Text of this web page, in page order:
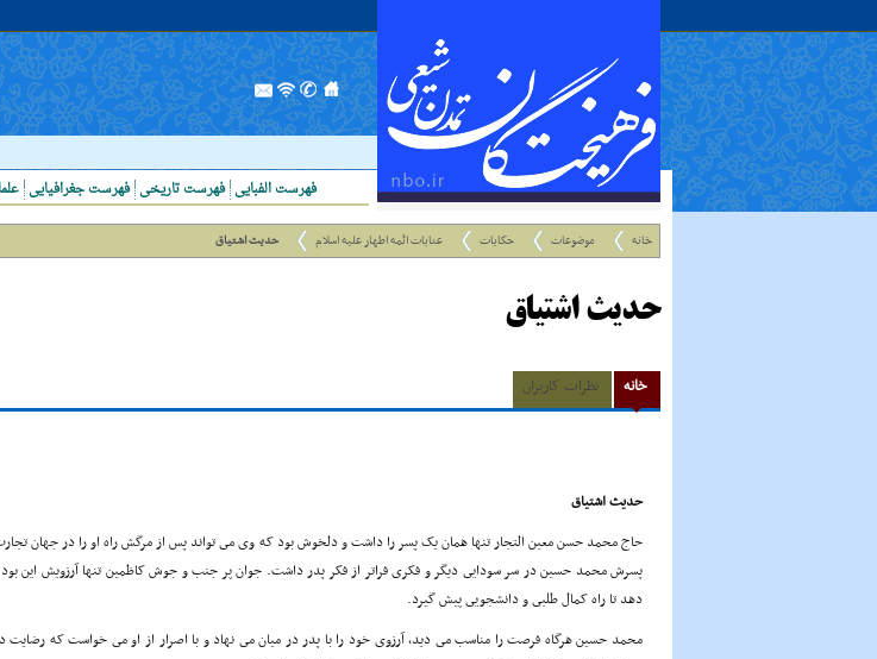
فهرست جغرافیایی فهرست تاریخی فهرست الفبایی
خانه موضوعات حکایات عنایات ائمه اطهار علیه اسلام حدیث اشتیاق
حدیث اشتیاق
خانه نظرات کاربران
حدیث اشتیاق
حاج محمد حسن معین التجار تنها همان یک پسر را داشت و دلخوش بود که وى مى تواند پس از مرگش راه او را در جهان
پسرش محمد حسین در سر سودایى دیگر و فکرى فراتر از فکر پدر داشت. جوان پر جنب و جوش کاظمین تنها آرزویش این
دهد تا راه کمال طلبى و دانشجویى پیش گیرد.
محمد حسین هرگاه فرصت را مناسب مى دید، آرزوى خود را با پدر در میان مى نهاد و با اصرار از او مى خواست که رضایت